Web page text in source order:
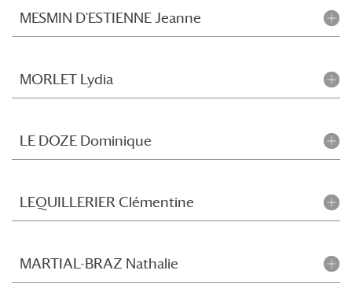
MESMIN D'ESTIENNE Jeanne
MORLET Lydia
LE DOZE Dominique
LEQUILLERIER Clémentine
MARTIAL-BRAZ Nathalie